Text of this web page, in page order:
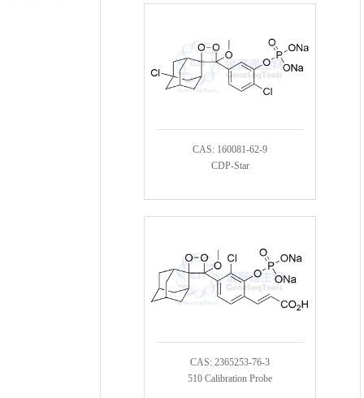
CAS: 160081-62-9
CDP-Star
CAS: 2365253-76-3
510 Calibration Probe